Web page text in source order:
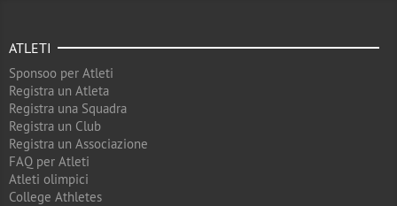
ATLETI
Sponsoo per Atleti
Registra un Atleta
Registra una Squadra
Registra un Club
Registra un Associazione
FAQ per Atleti
Atleti olimpici
College Athletes